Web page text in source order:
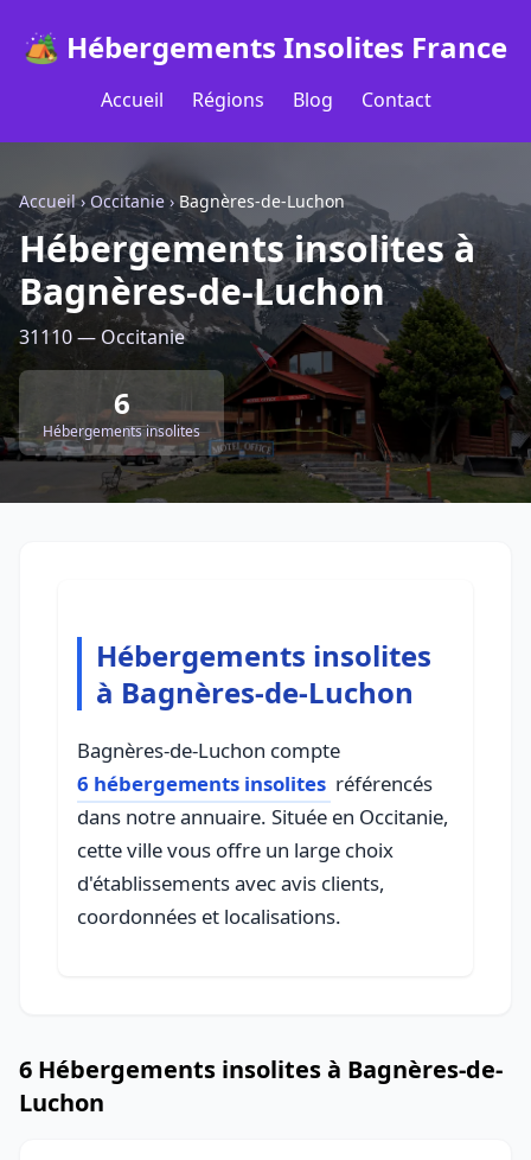
🏕️ Hébergements Insolites France
Accueil Régions Blog Contact
Accueil›Occitanie› Bagnères-de-Luchon
Hébergements insolites à
Bagnères-de-Luchon
31110 — Occitanie
6
Hébergements insolites
Hébergements insolites
à Bagnères-de-Luchon
Bagnères-de-Luchon compte
6 hébergements insolites référencés
dans notre annuaire. Située en Occitanie,
cette ville vous offre un large choix
d'établissements avec avis clients,
coordonnées et localisations.
6 Hébergements insolites à Bagnères-de-
Luchon